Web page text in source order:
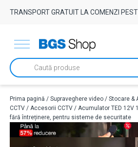
TRANSPORT GRATUIT LA COMENZI
Products
search
Prima pagină / Supraveghere video / Stocare &
CCTV / Accesorii CCTV / Acumulator TED 12V
fără întreținere, pentru sisteme de securitate